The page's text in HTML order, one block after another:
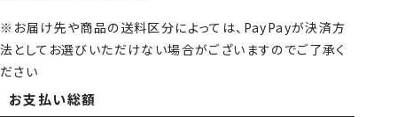
※お届け先や商品の送料区分によっては、PayPayが決済方
法としてお選びいただけない場合がございますのでご了承く
ださい
お支払い総額